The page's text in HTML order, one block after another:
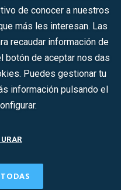
reservados · Aviso legal
Política de Cookies
de conocer a nuestros
más les interesan. Las
recaudar información de
botón de aceptar nos das
Puedes gestionar tu
información pulsando el